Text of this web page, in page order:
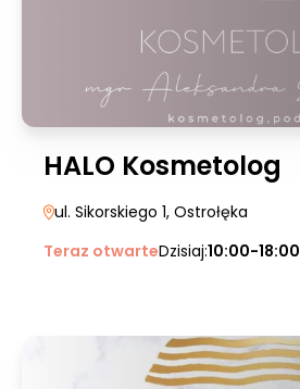
HALO Kosmetolog
ul. Sikorskiego 1, Ostrołęka
Teraz otwarteDzisiaj:10:00-18:00